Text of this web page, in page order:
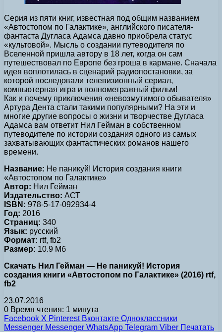
Серия из пяти книг, известная под общим названием
«Автостопом по Галактике», английского писателя-
фантаста Дугласа Адамса давно приобрела статус
«культовой». Мысль о создании путеводителя по
Вселенной пришла автору в 18 лет, когда он сам
путешествовал по Европе без гроша в кармане. Сначала
идея воплотилась в сценарий радиопостановки, за
которой последовали телевизионный сериал,
компьютерная игра и полнометражный фильм!
Как и почему приключения «невозмутимого обывателя»
Артура Дента стали такими популярными? На эти и
многие другие вопросы о жизни и творчестве Дугласа
Адамса вам ответит Нил Гейман в собственном
путеводителе по истории создания одного из самых
захватывающих фантастических романов нашего
времени.
Название: Не паникуй! История создания книги
«Автостопом по Галактике»
Автор: Нил Гейман
Издательство: АСТ
ISBN: 978-5-17-092934-4
Год: 2016
Страниц: 340
Язык: русский
Формат: rtf, fb2
Размер: 10.9 Мб
Скачать Нил Гейман — Не паникуй! История
создания книги «Автостопом по Галактике» (2016) rtf,
fb2
23.07.2016
0 Время чтения: 1 минута
Facebook X Pinterest Вконтакте Одноклассники
Messenger Messenger WhatsApp Telegram Viber Печатать